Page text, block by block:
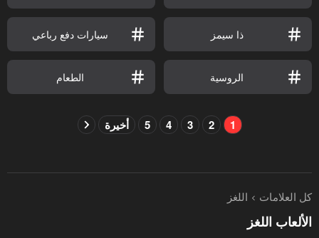
ذا سيمز سيارات دفع رباعي
الروسية الطعام
1
2
3
4
5 أخيرة
كل العلامات اللغز
الألعاب اللغز